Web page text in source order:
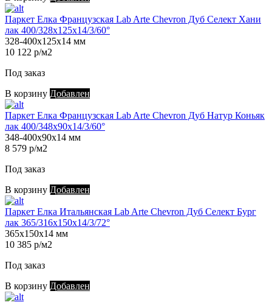
Паркет Елка Французская Lab Arte Chevron Дуб Селект Хани
лак 400/328х125х14/3/60°
328-400х125х14 мм
10 122 р/м2
Под заказ
В корзину Добавлен
Паркет Елка Французская Lab Arte Chevron Дуб Натур Коньяк
лак 400/348х90х14/3/60°
348-400х90х14 мм
8 579 р/м2
Под заказ
В корзину Добавлен
Паркет Елка Итальянская Lab Arte Chevron Дуб Селект Бург
лак 365/316х150х14/3/72°
365х150х14 мм
10 385 р/м2
Под заказ
В корзину Добавлен